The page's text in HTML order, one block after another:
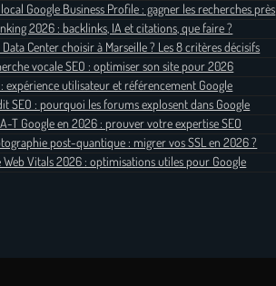
local Google Business Profile : gagner les recherches près
2026 : backlinks, IA et citations, que faire ?
Data Center choisir à Marseille ? Les 8 critères décisifs
vocale SEO : optimiser son site pour 2026
: expérience utilisateur et référencement Google
SEO : pourquoi les forums explosent dans Google
T Google en 2026 : prouver votre expertise SEO
post-quantique : migrer vos SSL en 2026 ?
Web Vitals 2026 : optimisations utiles pour Google